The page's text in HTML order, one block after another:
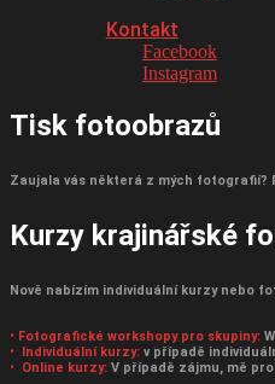
Kontakt
Facebook
Instagram
Tisk fotoobrazů
Zaujala vás některá z mých fotografií?
Kurzy krajinářské
Nově nabízím individuální kurzy nebo
• Fotografické workshopy pro skupiny:
• Individuální kurzy: v případě
• Online kurzy: V případě zájmu, mě